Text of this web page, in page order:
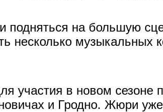
подняться на большую
несколько музыкальных
участия в новом сезоне
и Гродно. Жюри